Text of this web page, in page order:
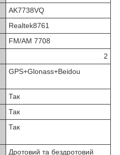
AK7738VQ
Realtek8761
FM/AM 7708
2
GPS+Glonass+Beidou
Так
Так
Так
Дротовий та бездротовий